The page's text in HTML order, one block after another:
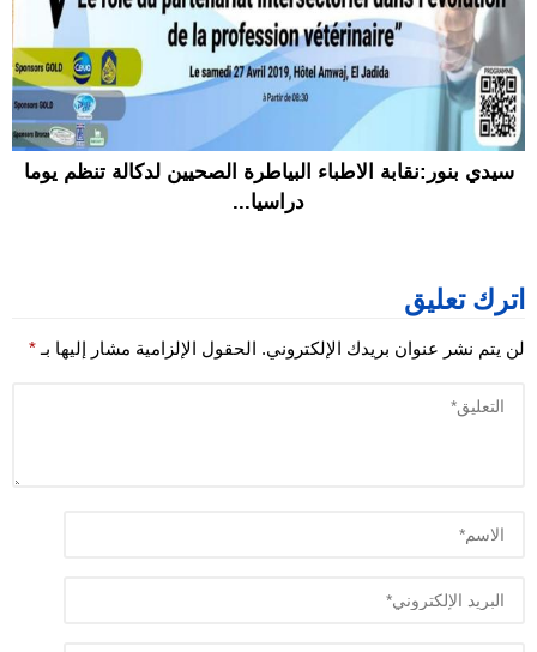
سيدي بنور:نقابة الاطباء البياطرة الصحيين لدكالة تنظم يوما
دراسيا...
اترك تعليق
لن يتم نشر عنوان بريدك الإلكتروني. الحقول الإلزامية مشار إليها بـ *